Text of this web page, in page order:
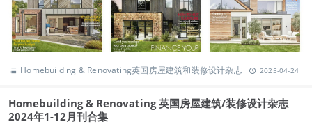
Homebuilding & Renovating英国房屋建筑和装修设计杂志 2025-04-24
Homebuilding & Renovating 英国房屋建筑/装修设计杂志
2024年1-12月刊合集